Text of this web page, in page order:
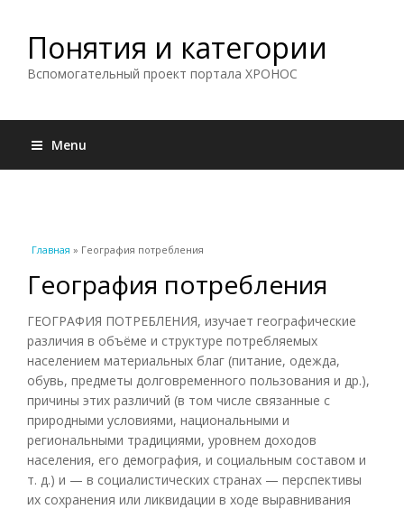
Понятия и категории
Вспомогательный проект портала ХРОНОС
Menu
Вы здесь
Главная » География потребления
География потребления
ГЕОГРАФИЯ ПОТРЕБЛЕНИЯ, изучает географические
различия в объёме и структуре потребляемых
населением материальных благ (питание, одежда,
обувь, предметы долговременного пользования и др.),
причины этих различий (в том числе связанные с
природными условиями, национальными и
региональными традициями, уровнем доходов
населения, его демография, и социальным составом и
т. д.) и — в социалистических странах — перспективы
их сохранения или ликвидации в ходе выравнивания